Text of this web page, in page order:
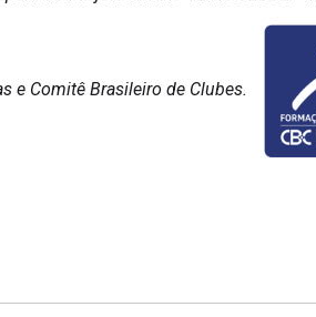
e Comitê Brasileiro de Clubes.